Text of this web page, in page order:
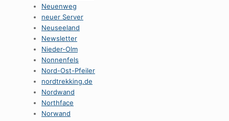
Neuenweg
neuer Server
Neuseeland
Newsletter
Nieder-Olm
Nonnenfels
Nord-Ost-Pfeiler
nordtrekking.de
Nordwand
Northface
Norwand